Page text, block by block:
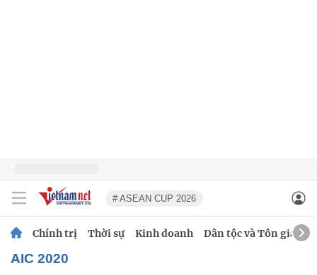
# ASEAN CUP 2026
Chính trị Thời sự Kinh doanh Dân tộc và Tôn giáo
AIC 2020